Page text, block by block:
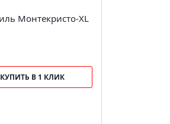
Монтекристо-XL
КУПИТЬ В 1 КЛИК